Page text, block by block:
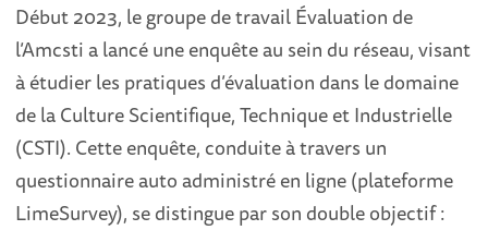
Début 2023, le groupe de travail Évaluation de
l’Amcsti a lancé une enquête au sein du réseau, visant
à étudier les pratiques d’évaluation dans le domaine
de la Culture Scientifique, Technique et Industrielle
(CSTI). Cette enquête, conduite à travers un
questionnaire auto administré en ligne (plateforme
LimeSurvey), se distingue par son double objectif :